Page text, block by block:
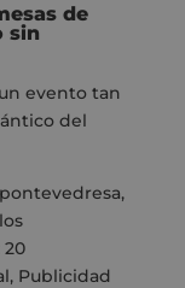
de
sin
evento tan
del
20
Publicidad